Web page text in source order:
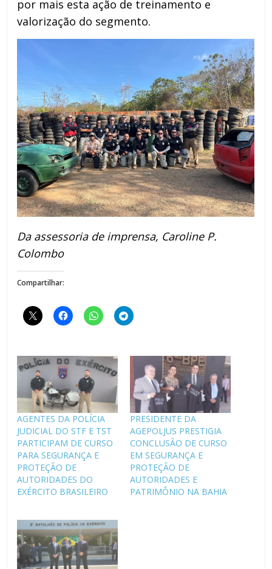
por mais esta ação de treinamento e
valorização do segmento.
Da assessoria de imprensa, Caroline P.
Colombo
Compartilhar:
AGENTES DA POLÍCIA
JUDICIAL DO STF E TST
PARTICIPAM DE CURSO
PARA SEGURANÇA E
PROTEÇÃO DE
AUTORIDADES DO
EXÉRCITO BRASILEIRO
PRESIDENTE DA
AGEPOLJUS PRESTIGIA
CONCLUSÃO DE CURSO
EM SEGURANÇA E
PROTEÇÃO DE
AUTORIDADES E
PATRIMÔNIO NA BAHIA